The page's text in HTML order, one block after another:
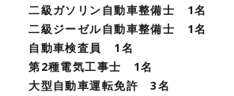
二級ガソリン自動車整備士 1名
二級ジーゼル自動車整備士 1名
自動車検査員 1名
第2種電気工事士 1名
大型自動車運転免許 3名